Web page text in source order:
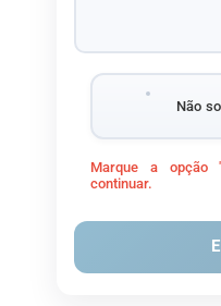
Não
Marque a opção
continuar.